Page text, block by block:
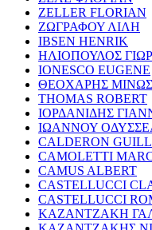
ZELLER FLORIAN
ΖΩΓΡΑΦΟΥ ΛΙΛΗ
IBSEN HENRIK
ΗΛΙΟΠΟΥΛΟΣ
IONESCO EUGENE
ΘΕΟΧΑΡΗΣ ΜΙΝΩΣ
THOMAS ROBERT
ΙΟΡΔΑΝΙΔΗΣ
ΙΩΑΝΝΟΥ
CALDERON
CAMOLETTI
CAMUS ALBERT
CASTELLUCCI
CASTELLUCCI
ΚΑΖΑΝΤΖΑΚΗ